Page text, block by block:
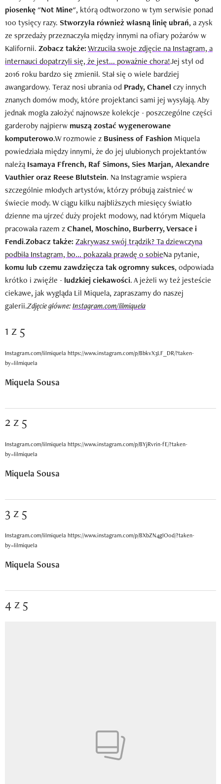
piosenkę "Not Mine", którą odtworzono w tym serwisie ponad
100 tysięcy razy. Stworzyła również własną linię ubrań, a zysk
ze sprzedaży przeznaczyła między innymi na ofiary pożarów w
Kalifornii. Zobacz także:Wrzuciła swoje zdjęcie na Instagram, a
internauci dopatrzyli się, że jest... poważnie chora!Jej styl od
2016 roku bardzo się zmienił. Stał się o wiele bardziej
awangardowy. Teraz nosi ubrania od Prady, Chanel czy innych
znanych domów mody, które projektanci sami jej wysyłają. Aby
jednak mogła założyć najnowsze kolekcje - poszczególne części
garderoby najpierw muszą zostać wygenerowane
komputerowo.W rozmowie z Business of Fashion Miquela
powiedziała między innymi, że do jej ulubionych projektantów
należą Isamaya Ffrench, Raf Simons, Sies Marjan,Alexandre
Vauthier oraz Reese Blutstein. Na Instagramie wspiera
szczególnie młodych artystów, którzy próbują zaistnieć w
świecie mody. W ciągu kilku najbliższych miesięcy światło
dzienne ma ujrzeć duży projekt modowy, nad którym Miquela
pracowała razem zChanel, Moschino, Burberry, Versace i
Fendi.Zobacz także: Zakrywasz swój trądzik? Ta dziewczyna
podbiła Instagram, bo... pokazała prawdę o sobieNa pytanie,
komu lub czemu zawdzięcza tak ogromny sukces, odpowiada
krótko i zwięźle - ludzkiej ciekawości. A jeżeli wy też jesteście
ciekawe, jak wygląda Lil Miquela, zapraszamy do naszej
galerii.Zdjęcie główne:Instagram.com/lilmiquela
1 z 5
Instagram.com/lilmiquela https://www.instagram.com/p/BbkvX3LF_DR/?taken-
by=lilmiquela
Miquela Sousa
2 z 5
Instagram.com/lilmiquela https://www.instagram.com/p/BYjRvrin-fE/?taken-
by=lilmiquela
Miquela Sousa
3 z 5
Instagram.com/lilmiquela https://www.instagram.com/p/BXbZN4glO0d/?taken-
by=lilmiquela
Miquela Sousa
4 z 5